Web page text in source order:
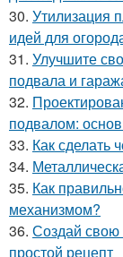
30. Утилизация
идей для
31. Улучшите
подвала и
32.
подвалом:
33. Как сделать
34.
35. Как
механизмом?
36. Создай свою
простой рецепт